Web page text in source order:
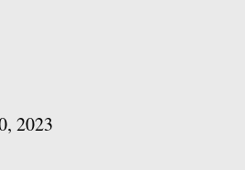
2023